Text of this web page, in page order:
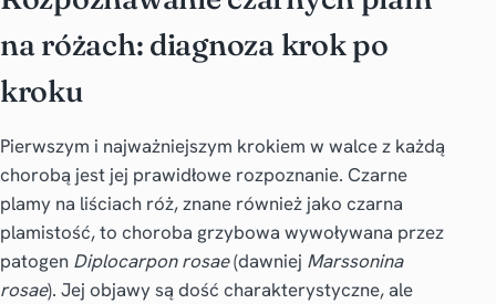
na różach: diagnoza krok po
kroku
Pierwszym i najważniejszym krokiem w walce z każdą
chorobą jest jej prawidłowe rozpoznanie. Czarne
plamy na liściach róż, znane również jako czarna
plamistość, to choroba grzybowa wywoływana przez
patogen Diplocarpon rosae(dawniej Marssonina
rosae). Jej objawy są dość charakterystyczne, ale